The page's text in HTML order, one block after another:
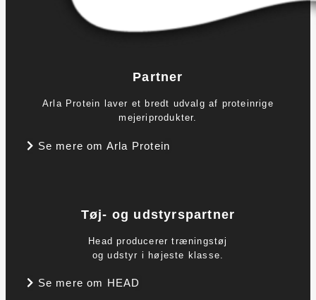
Partner
Arla Protein laver et bredt udvalg af proteinrige
mejeriprodukter.
Se mere om Arla Protein
Tøj- og udstyrspartner
Head producerer træningstøj
og udstyr i højeste klasse.
Se mere om HEAD